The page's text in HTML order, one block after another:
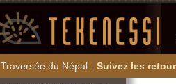
Traversée du Népal - Suivez les